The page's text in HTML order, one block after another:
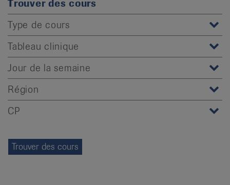
Trouver des cours
Type de cours
Tableau clinique
Jour de la semaine
Région
CP